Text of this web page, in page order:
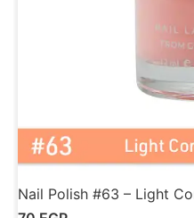
Nail Polish #63 – Light